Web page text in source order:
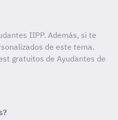
IIPP. Además, si te
de este tema.
gratuitos de Ayudantes de